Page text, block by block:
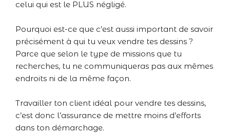
celui qui est le PLUS négligé.
Pourquoi est-ce que c’est aussi important de savoir
précisément à qui tu veux vendre tes dessins ?
Parce que selon le type de missions que tu
recherches, tu ne communiqueras pas aux mêmes
endroits ni de la même façon.
Travailler ton client idéal pour vendre tes dessins,
c’est donc l’assurance de mettre moins d’efforts
dans ton démarchage.